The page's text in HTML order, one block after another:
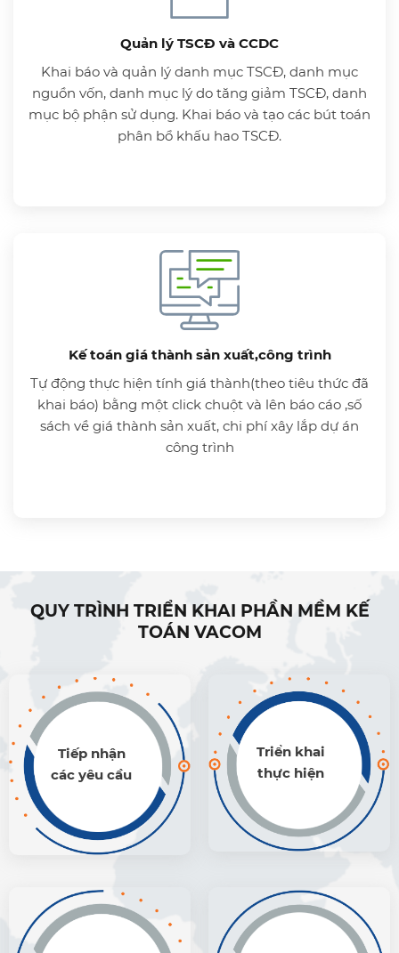
Quản lý TSCĐ và CCDC
Khai báo và quản lý danh mục TSCĐ, danh mục
nguồn vốn, danh mục lý do tăng giảm TSCĐ, danh
mục bộ phận sử dụng. Khai báo và tạo các bút toán
phân bổ khấu hao TSCĐ.
Kế toán giá thành sản xuất,công trình
Tự động thực hiện tính giá thành(theo tiêu thức đã
khai báo) bằng một click chuột và lên báo cáo ,số
sách về giá thành sản xuất, chi phí xây lắp dự án
công trình
QUY TRÌNH TRIỂN KHAI PHẦN MỀM KẾ
TOÁN VACOM
Tiếp nhận
các yêu cầu
Triển khai
thực hiện